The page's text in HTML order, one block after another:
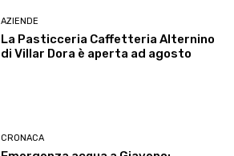
AZIENDE
La Pasticceria Caffetteria Alternino
di Villar Dora è aperta ad agosto
CRONACA